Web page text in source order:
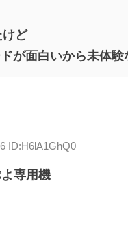
けど
が面白いから未体験
ID:H6lA1GhQ0
専用機